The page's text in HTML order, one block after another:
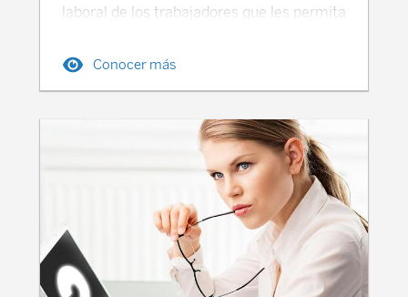
laboral de los trabajadores que les permita
disfrutar del nivel de vida deseado. Algo,
pública en la jubilación de los trabajadores
españoles durante las próximas décadas.
Con el objetivo de fomentar este ahorro
complementario, los planes de pensiones
se encuentran fiscalmente incentivados
(fiscalidad diferida): se pueden desgravar
las aportaciones anuales realizadas (hasta
un máximo de 8.000 euros) en IRPF, por lo
Conocer más